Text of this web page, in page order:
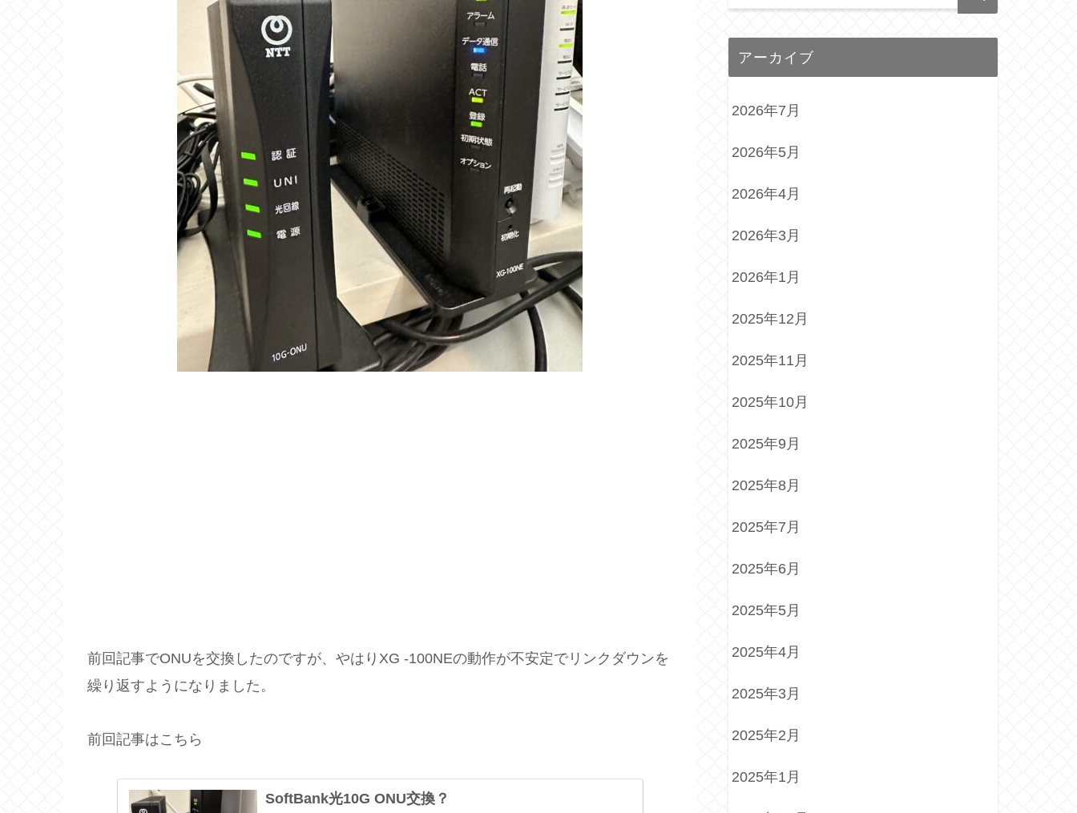
前回記事でONUを交換したのですが、やはりXG -100NEの動作が不安定でリンクダウンを
繰り返すようになりました。
前回記事はこちら
SoftBank光10G ONU交換？
アーカイブ
2026年7月
2026年5月
2026年4月
2026年3月
2026年1月
2025年12月
2025年11月
2025年10月
2025年9月
2025年8月
2025年7月
2025年6月
2025年5月
2025年4月
2025年3月
2025年2月
2025年1月